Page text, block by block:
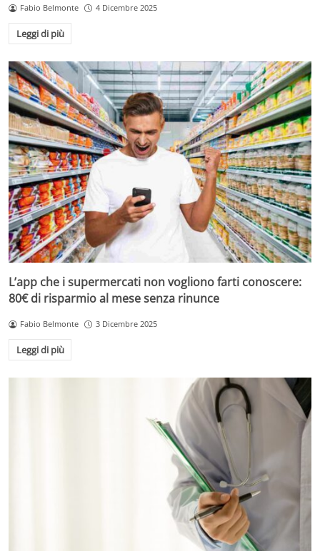
Fabio Belmonte 4 Dicembre 2025
Leggi di più
L’app che i supermercati non vogliono farti conoscere:
80€ di risparmio al mese senza rinunce
Fabio Belmonte 3 Dicembre 2025
Leggi di più